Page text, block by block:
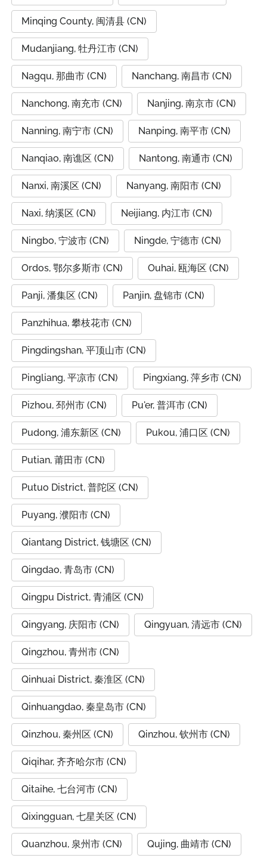
Minqing County, 闽清县 (CN)
Mudanjiang, 牡丹江市 (CN)
Nagqu, 那曲市 (CN) Nanchang, 南昌市 (CN)
Nanchong, 南充市 (CN) Nanjing, 南京市 (CN)
Nanning, 南宁市 (CN) Nanping, 南平市 (CN)
Nanqiao, 南谯区 (CN) Nantong, 南通市 (CN)
Nanxi, 南溪区 (CN) Nanyang, 南阳市 (CN)
Naxi, 纳溪区 (CN) Neijiang, 内江市 (CN)
Ningbo, 宁波市 (CN) Ningde, 宁德市 (CN)
Ordos, 鄂尔多斯市 (CN) Ouhai, 瓯海区 (CN)
Panji, 潘集区 (CN) Panjin, 盘锦市 (CN)
Panzhihua, 攀枝花市 (CN)
Pingdingshan, 平顶山市 (CN)
Pingliang, 平凉市 (CN) Pingxiang, 萍乡市 (CN)
Pizhou, 邳州市 (CN) Pu'er, 普洱市 (CN)
Pudong, 浦东新区 (CN) Pukou, 浦口区 (CN)
Putian, 莆田市 (CN)
Putuo District, 普陀区 (CN)
Puyang, 濮阳市 (CN)
Qiantang District, 钱塘区 (CN)
Qingdao, 青岛市 (CN)
Qingpu District, 青浦区 (CN)
Qingyang, 庆阳市 (CN) Qingyuan, 清远市 (CN)
Qingzhou, 青州市 (CN)
Qinhuai District, 秦淮区 (CN)
Qinhuangdao, 秦皇岛市 (CN)
Qinzhou, 秦州区 (CN) Qinzhou, 钦州市 (CN)
Qiqihar, 齐齐哈尔市 (CN)
Qitaihe, 七台河市 (CN)
Qixingguan, 七星关区 (CN)
Quanzhou, 泉州市 (CN) Qujing, 曲靖市 (CN)